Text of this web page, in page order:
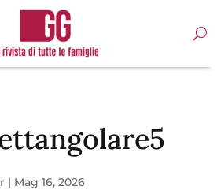
| Mag 16, 2026